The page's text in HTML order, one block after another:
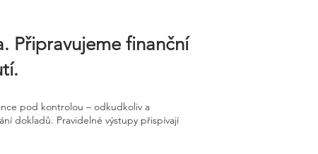
Připravujeme finanční
pod kontrolou – odkudkoliv a
dokladů. Pravidelné výstupy přispívají